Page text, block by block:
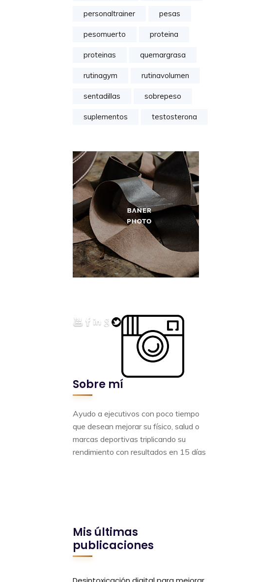
personaltrainer pesas
pesomuerto proteina
proteinas quemargrasa
rutinagym rutinavolumen
sentadillas sobrepeso
suplementos testosterona
Sobre mí
Ayudo a ejecutivos con poco tiempo
que desean mejorar su físico, salud o
marcas deportivas triplicando su
rendimiento con resultados en 15 días
Mis últimas
publicaciones